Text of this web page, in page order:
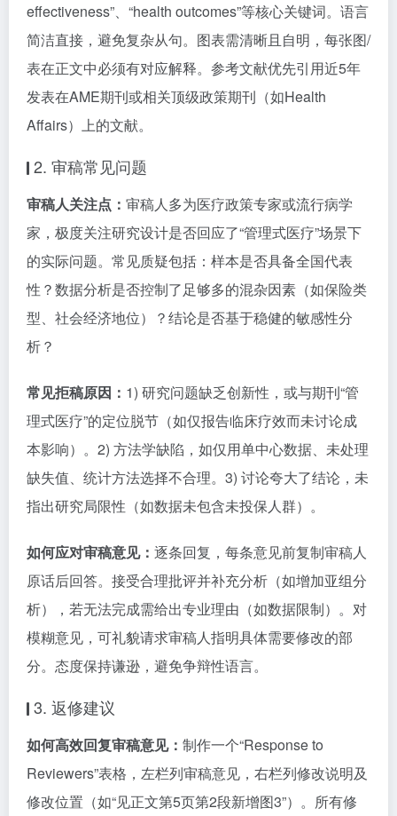
effectiveness”、“health outcomes”等核心关键词。语言
简洁直接，避免复杂从句。图表需清晰且自明，每张图/
表在正文中必须有对应解释。参考文献优先引用近5年
发表在AME期刊或相关顶级政策期刊（如Health
Affairs）上的文献。
2. 审稿常见问题
审稿人关注点： 审稿人多为医疗政策专家或流行病学
家，极度关注研究设计是否回应了“管理式医疗”场景下
的实际问题。常见质疑包括：样本是否具备全国代表
性？数据分析是否控制了足够多的混杂因素（如保险类
型、社会经济地位）？结论是否基于稳健的敏感性分
析？
常见拒稿原因： 1) 研究问题缺乏创新性，或与期刊“管
理式医疗”的定位脱节（如仅报告临床疗效而未讨论成
本影响）。2) 方法学缺陷，如仅用单中心数据、未处理
缺失值、统计方法选择不合理。3) 讨论夸大了结论，未
指出研究局限性（如数据未包含未投保人群）。
如何应对审稿意见： 逐条回复，每条意见前复制审稿人
原话后回答。接受合理批评并补充分析（如增加亚组分
析），若无法完成需给出专业理由（如数据限制）。对
模糊意见，可礼貌请求审稿人指明具体需要修改的部
分。态度保持谦逊，避免争辩性语言。
3. 返修建议
如何高效回复审稿意见： 制作一个“Response to
Reviewers”表格，左栏列审稿意见，右栏列修改说明及
修改位置（如“见正文第5页第2段新增图3”）。所有修